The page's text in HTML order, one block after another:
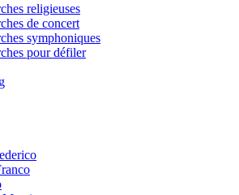
religieuses
de concert
symphoniques
pour défiler